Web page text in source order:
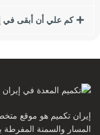
ما هي أسباب زيادة
ما هي الجراحة الأفضل
أنواع جراحة تكميم
أن نواجهها لإجراء
كم علي أن أبقى في
إيران تكميم هو موقع
المسار والسمنة المفرطة